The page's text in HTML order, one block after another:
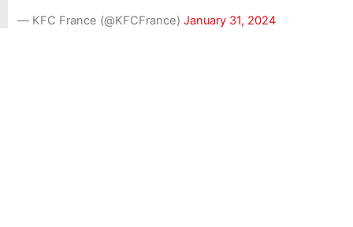
— KFC France (@KFCFrance) January 31, 2024